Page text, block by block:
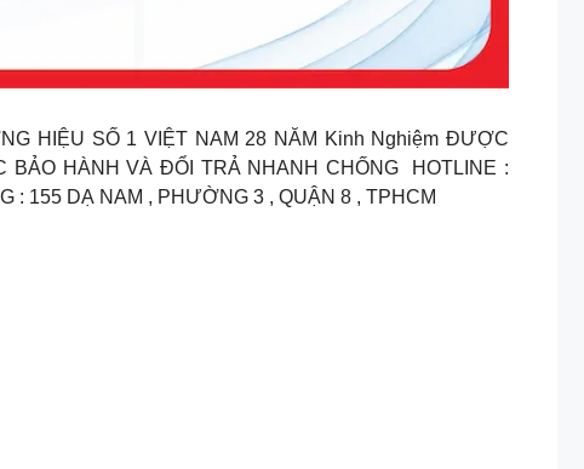
HIỆU SỐ 1 VIỆT NAM 28 NĂM Kinh Nghiệm ĐƯỢC
HÀNH VÀ ĐỔI TRẢ NHANH CHỐNG ️ HOTLINE :
: 155 DẠ NAM , PHƯỜNG 3 , QUẬN 8 , TPHCM